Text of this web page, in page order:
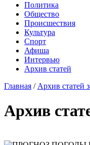
Политика
Общество
Проиcшествия
Культура
Спорт
Афиша
Интервью
Архив статей
Главная / Архив статей
Архив